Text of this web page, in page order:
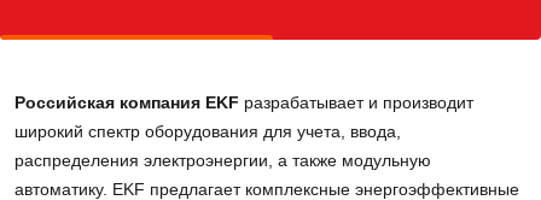
Российская компания EKF разрабатывает и производит
широкий спектр оборудования для учета, ввода,
распределения электроэнергии, а также модульную
автоматику. EKF предлагает комплексные энергоэффективные